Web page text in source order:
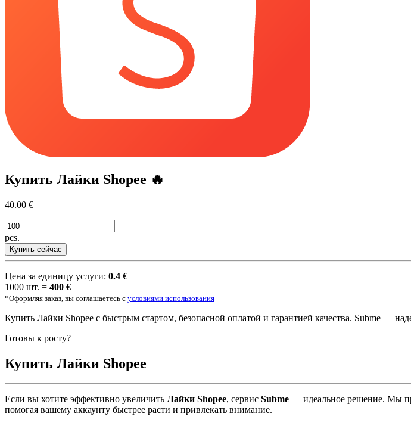
Купить Лайки Shopee 🔥
40.00 €
pcs.
Купить сейчас
Цена за единицу услуги: 0.4 €
1000 шт. = 400 €
*Оформляя заказ, вы соглашаетесь с условиями использования
Купить Лайки Shopee с быстрым стартом, безопасной оплатой и гарантией качества. Subme —
Готовы к росту?
Купить Лайки Shopee
Если вы хотите эффективно увеличить Лайки Shopee, сервис Subme — идеальное решение. Мы
помогая вашему аккаунту быстрее расти и привлекать внимание.